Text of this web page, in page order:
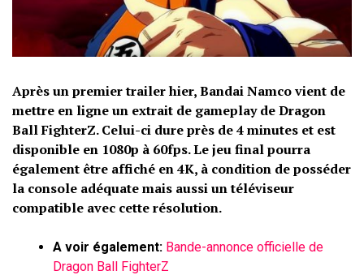
Après un premier trailer hier, Bandai Namco vient de
mettre en ligne un extrait de gameplay de Dragon
Ball FighterZ. Celui-ci dure près de 4 minutes et est
disponible en 1080p à 60fps. Le jeu final pourra
également être affiché en 4K, à condition de posséder
la console adéquate mais aussi un téléviseur
compatible avec cette résolution.
A voir également: Bande-annonce officielle de
Dragon Ball FighterZ